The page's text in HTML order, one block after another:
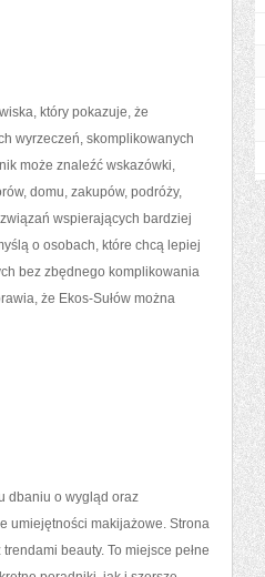
który pokazuje, że
wyrzeczeń, skomplikowanych
może znaleźć wskazówki,
domu, zakupów, podróży,
wspierających bardziej
o osobach, które chcą lepiej
bez zbędnego komplikowania
że Ekos-Sułów można
dbaniu o wygląd oraz
umiejętności makijażowe. Strona
beauty. To miejsce pełne